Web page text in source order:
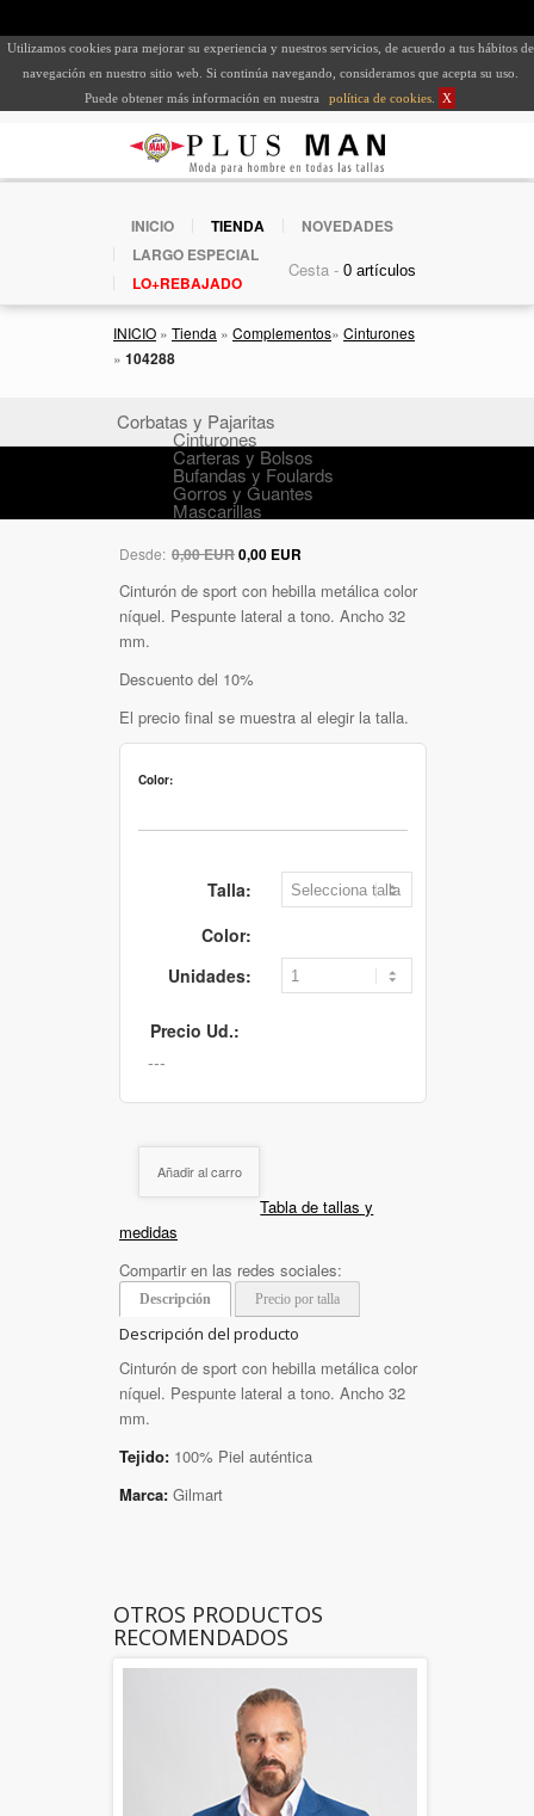
Utilizamos cookies para mejorar su experiencia y nuestros servicios, de acuerdo a tus hábitos de
navegación en nuestro sitio web. Si continúa navegando, consideramos que acepta su uso.
Puede obtener más información en nuestra
política de cookies X
INICIO TIENDA
NOVEDADES
LARGO ESPECIAL
LO+REBAJADO
Cesta -
INICIO » Tienda » Complementos» Cinturones
» 104288
Corbatas y Pajaritas
Cinturones
Carteras y Bolsos
Bufandas y Foulards
Gorros y Guantes
Mascarillas
Desde: 0,00 EUR0,00 EUR
Cinturón de sport con hebilla metálica color
níquel. Pespunte lateral a tono. Ancho 32
mm.
Descuento del 10%
El precio final se muestra al elegir la talla.
Color:
Talla:
Color:
Unidades:
Precio Ud.:
Añadir al carro
Tabla de tallas y
medidas
Compartir en las redes sociales:
Descripción Precio por talla
Descripción del producto
Cinturón de sport con hebilla metálica color
níquel. Pespunte lateral a tono. Ancho 32
mm.
Tejido: 100% Piel auténtica
Marca: Gilmart
OTROS PRODUCTOS
RECOMENDADOS